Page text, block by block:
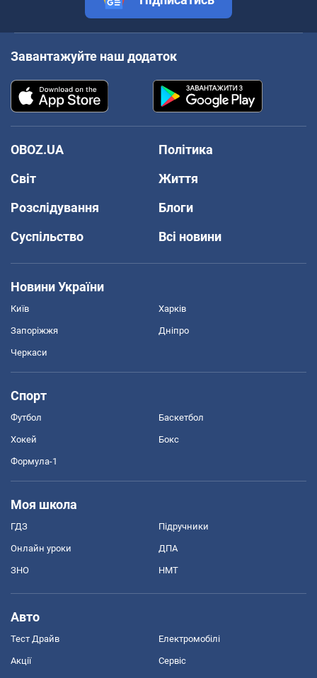
Завантажуйте наш додаток
OBOZ.UA
Політика
Світ
Життя
Розслідування
Блоги
Суспільство
Всі новини
Новини України
Київ Харків
Запоріжжя Дніпро
Черкаси
Спорт
Футбол Баскетбол
Хокей Бокс
Формула-1
Моя школа
ГДЗ Підручники
Онлайн уроки ДПА
ЗНО НМТ
Авто
Тест Драйв Електромобілі
Акції Сервіс